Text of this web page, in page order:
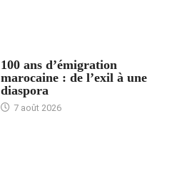
100 ans d’émigration
marocaine : de l’exil à une
diaspora
7 août 2026